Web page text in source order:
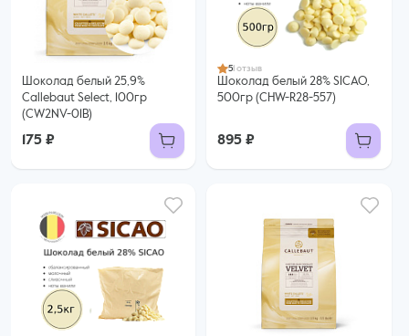
Шоколад белый 25,9%
Callebaut Select, 100гр
(CW2NV-01B)
175 ₽
5 1 отзыв
Шоколад белый 28% SICAO,
500гр (CHW-R28-557)
895 ₽